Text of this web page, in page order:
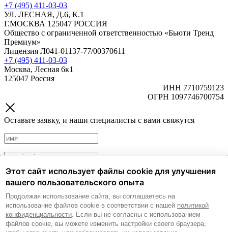
+7 (495) 411-03-03
УЛ. ЛЕСНАЯ, Д.6, К.1
Г.МОСКВА 125047 РОССИЯ
Общество с ограниченной ответственностью «Бьюти Тренд
Премиум»
Лицензия Л041-01137-77/00370611
+7 (495) 411-03-03
Москва, Лесная 6к1
125047 Россия
ИНН 7710759123
ОГРН 1097746700754
Оставьте заявку, и наши специалисты с вами свяжутся
Политика обработки персональных данных. Согласие на
обработку персональных данных.
Согласие на получение рекламных и информационных
материалов.
Этот сайт использует файлы cookie для улучшения
вашего пользовательского опыта
Продолжая использование сайта, вы соглашаетесь на
использование файлов cookie в соответствии с нашей политикой
конфиденциальности. Если вы не согласны с использованием
файлов cookie, вы можете изменить настройки своего браузера,